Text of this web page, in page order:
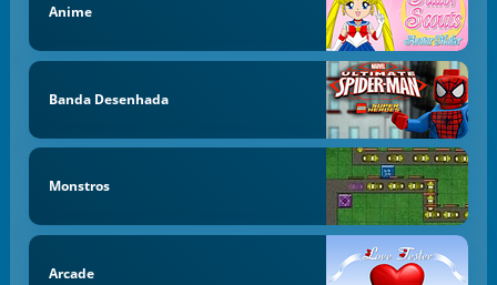
Anime
Banda Desenhada
Monstros
Arcade